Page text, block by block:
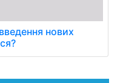
нових